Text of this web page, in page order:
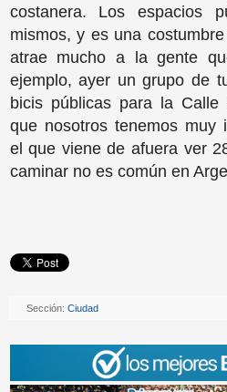
costanera. Los espacios
mismos, y es una
atrae mucho a la gente
ejemplo, ayer un grupo de
bicis públicas para la Calle
que nosotros tenemos muy
el que viene de afuera ver
caminar no es común en
Sección:Ciudad